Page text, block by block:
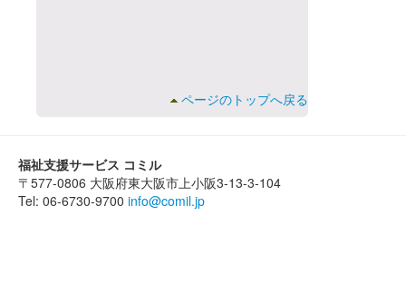
ページのトップへ戻る
福祉支援サービス コミル
〒577-0806 大阪府東大阪市上小阪3-13-3-104
Tel: 06-6730-9700 info@comil.jp